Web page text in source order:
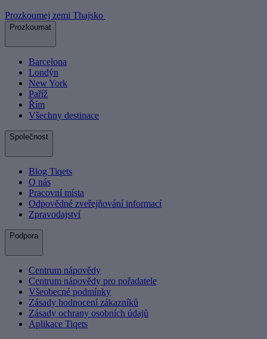
Prozkoumej zemi Thajsko
Prozkoumat
Barcelona
Londýn
New York
Paříž
Řím
Všechny destinace
Společnost
Blog Tiqets
O nás
Pracovní místa
Odpovědné zveřejňování informací
Zpravodajství
Podpora
Centrum nápovědy
Centrum nápovědy pro pořadatele
Všeobecné podmínky
Zásady hodnocení zákazníků
Zásady ochrany osobních údajů
Aplikace Tiqets